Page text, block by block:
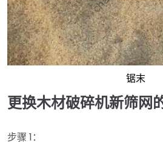
锯末
更换木材破碎机新筛网
步骤 1：